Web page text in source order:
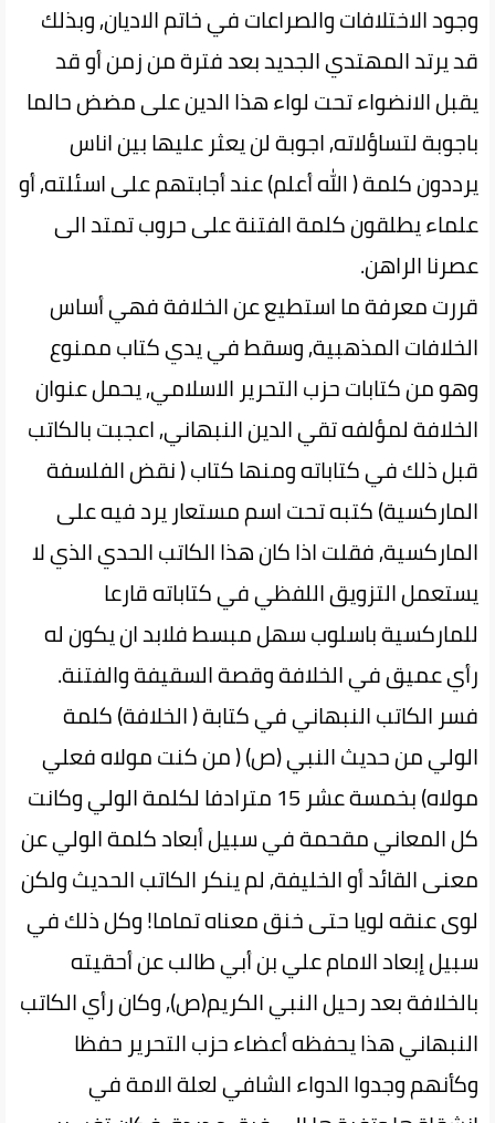
وجود الاختلافات والصراعات في خاتم الاديان, وبذلك
قد يرتد المهتدي الجديد بعد فترة من زمن أو قد
يقبل الانضواء تحت لواء هذا الدين على مضض حالما
باجوبة لتساؤلاته, اجوبة لن يعثر عليها بين اناس
يرددون كلمة ( الله أعلم) عند أجابتهم على اسئلته, أو
علماء يطلقون كلمة الفتنة على حروب تمتد الى
عصرنا الراهن.
قررت معرفة ما استطيع عن الخلافة فهي أساس
الخلافات المذهبية, وسقط في يدي كتاب ممنوع
وهو من كتابات حزب التحرير الاسلامي, يحمل عنوان
الخلافة لمؤلفه تقي الدين النبهاني, اعجبت بالكاتب
قبل ذلك في كتاباته ومنها كتاب ( نقض الفلسفة
الماركسية) كتبه تحت اسم مستعار يرد فيه على
الماركسية, فقلت اذا كان هذا الكاتب الحدي الذي لا
يستعمل التزويق اللفظي في كتاباته قارعا
للماركسية باسلوب سهل مبسط فلابد ان يكون له
رأي عميق في الخلافة وقصة السقيفة والفتنة.
فسر الكاتب النبهاني في كتابة ( الخلافة) كلمة
الولي من حديث النبي (ص) ( من كنت مولاه فعلي
مولاه) بخمسة عشر 15 مترادفا لكلمة الولي وكانت
كل المعاني مقحمة في سبيل أبعاد كلمة الولي عن
معنى القائد أو الخليفة, لم ينكر الكاتب الحديث ولكن
لوى عنقه لويا حتى خنق معناه تماما! وكل ذلك في
سبيل إبعاد الامام علي بن أبي طالب عن أحقيته
بالخلافة بعد رحيل النبي الكريم(ص), وكان رأي الكاتب
النبهاني هذا يحفظه أعضاء حزب التحرير حفظا
وكأنهم وجدوا الدواء الشافي لعلة الامة في